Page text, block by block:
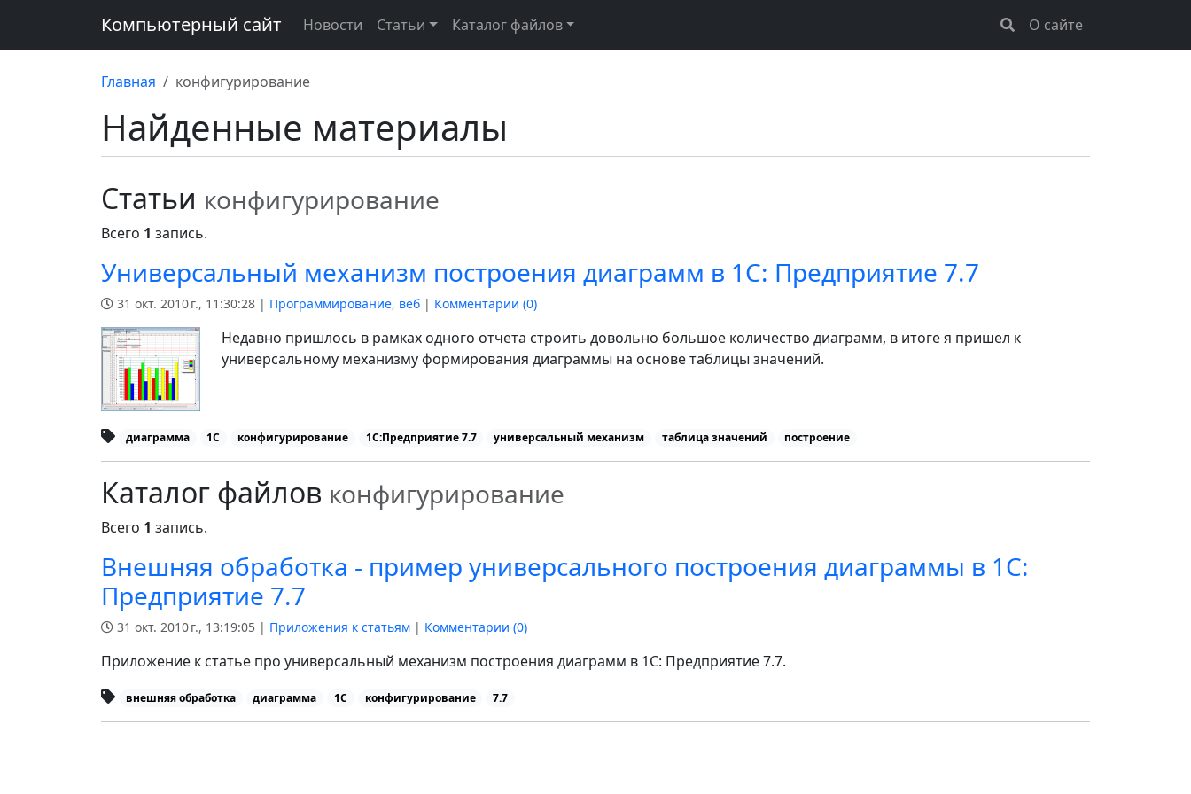
Компьютерный сайт Новости Статьи Каталог файлов О сайте
Главная конфигурирование
Найденные материалы
Статьи конфигурирование
Всего 1 запись.
Универсальный механизм построения диаграмм в 1С: Предприятие 7.7
31 окт. 2010 г., 11:30:28 | Программирование, веб | Комментарии (0)
Недавно пришлось в рамках одного отчета строить довольно большое количество диаграмм, в итоге я пришел к
универсальному механизму формирования диаграммы на основе таблицы значений.
диаграмма 1С конфигурирование 1С:Предприятие 7.7 универсальный механизм таблица значений построение
Каталог файлов конфигурирование
Всего 1 запись.
Внешняя обработка - пример универсального построения диаграммы в 1С:
Предприятие 7.7
31 окт. 2010 г., 13:19:05 | Приложения к статьям | Комментарии (0)
Приложение к статье про универсальный механизм построения диаграмм в 1С: Предприятие 7.7.
внешняя обработка диаграмма 1С конфигурирование 7.7